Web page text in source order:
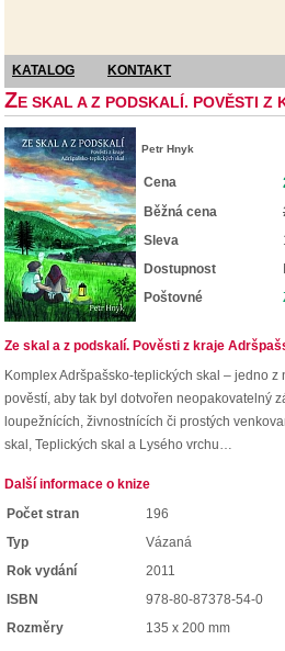
KATALOG KONTAKT
ZE SKAL A Z PODSKALÍ. POVĚSTI Z
Petr Hnyk
Cena
Běžná cena
Sleva
Dostupnost
Poštovné
Ze skal a z podskalí. Pověsti z kraje
Komplex Adršpašsko-teplických skal – jedno
pověstí, aby tak byl dotvořen neopakovatelný
loupežnících, živnostnících či prostých
skal, Teplických skal a Lysého vrchu…
Další informace o knize
Počet stran
196
Typ
Vázaná
Rok vydání
2011
ISBN
978-80-87378-54-0
Rozměry
135 x 200 mm